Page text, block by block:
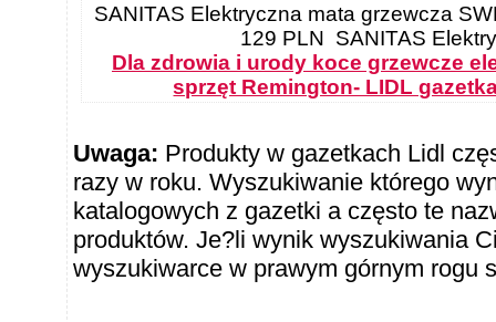
SANITAS Elektryczna mata grzewcza
129 PLN SANITAS
Dla zdrowia i urody koce grzewcze
sprzęt Remington- LIDL
Uwaga: Produkty w gazetkach Lidl
razy w roku. Wyszukiwanie którego
katalogowych z gazetki a często te
produktów. Je?li wynik wyszukiwania
wyszukiwarce w prawym górnym rogu